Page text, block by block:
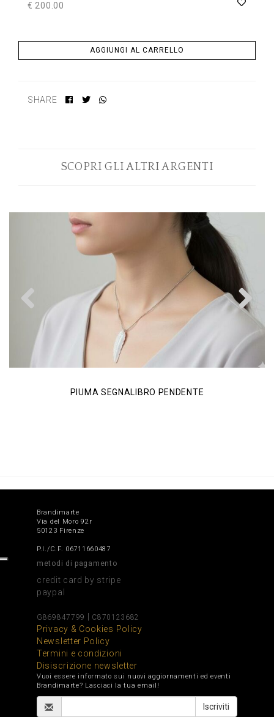
€ 200.00
AGGIUNGI AL CARRELLO
SHARE
SCOPRI GLI ALTRI ARGENTI
PIUMA SEGNALIBRO PENDENTE
Previous
Brandimarte
Via del Moro 92r
50123 Firenze
P.I./C.F. 06711660487
metodi di pagamento
credit card by stripe
paypal
G869847799 C870123682
Privacy & Cookies Policy
Newsletter Policy
Termini e condizioni
Disiscrizione newsletter
Vuoi essere informato sui nuovi aggiornamenti ed eventi
Brandimarte? Lasciaci la tua email!